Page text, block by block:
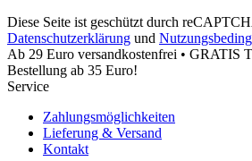
Diese Seite ist geschützt durch
Datenschutzerklärung und
Ab 29 Euro versandkostenfrei • GRATIS
Bestellung ab 35 Euro!
Service
Zahlungsmöglichkeiten
Lieferung & Versand
Kontakt